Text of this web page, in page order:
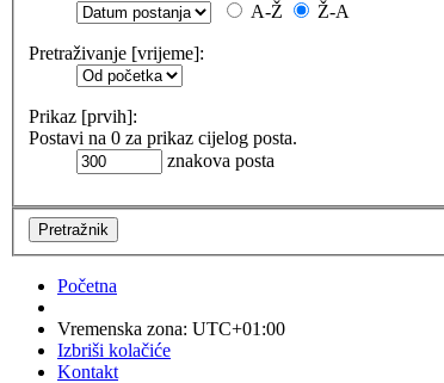
A-Ž
Ž-A
Pretraživanje [vrijeme]:
Prikaz [prvih]:
Postavi na 0 za prikaz cijelog posta.
znakova posta
Početna
Vremenska zona: UTC+01:00
Izbriši kolačiće
Kontakt